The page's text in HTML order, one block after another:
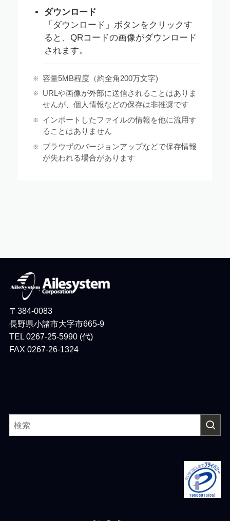
ダウンロード
「ダウンロード」ボタンをクリックす
ると、QRコードの画像がダウンロード
されます。
容量5MB程度（約全角200万文字)
URLや画像が外部に送信されることはありま
せんが、個人情報などの保存は非推奨です
インポートしたファイルの情報を他に流用す
ることはありません
ブラウザのバージョンアップなどで保存情報
が失われる場合があります
〒384-0083
長野県小諸市大字市665-9
TEL 0267-25-5990 (代)
FAX 0267-26-1324